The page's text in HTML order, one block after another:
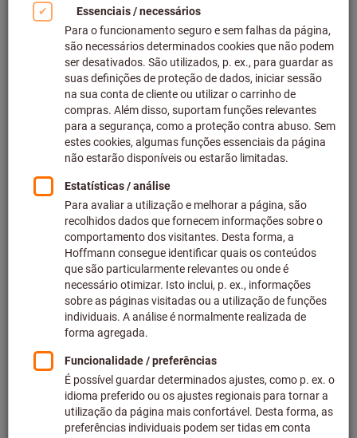
Clicar para aumentar imagem
Preço por 1 Peça